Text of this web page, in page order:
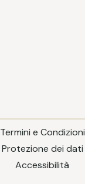
Termini e Condizioni
Protezione dei dati
Accessibilità